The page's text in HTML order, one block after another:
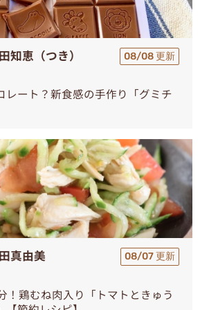
知恵（つき） 08/08 更新
レート？新食感の手作り「グミチ
真由美 08/07 更新
！鶏むね肉入り「トマトときゅう